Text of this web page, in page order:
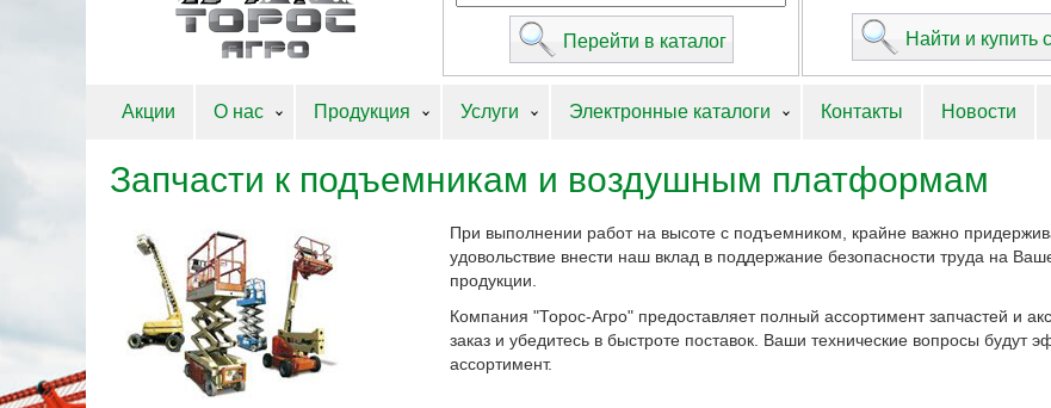
Акции О нас Продукция Услуги Электронные каталоги Контакты Новости
Запчасти к подъемникам и воздушным платформам
При выполнении работ на высоте с подъемником, крайне важно
удовольствие внести наш вклад в поддержание безопасности труда на
продукции.
Компания "Торос-Агро" предоставляет полный ассортимент запчастей и
заказ и убедитесь в быстроте поставок. Ваши технические вопросы будут
ассортимент.